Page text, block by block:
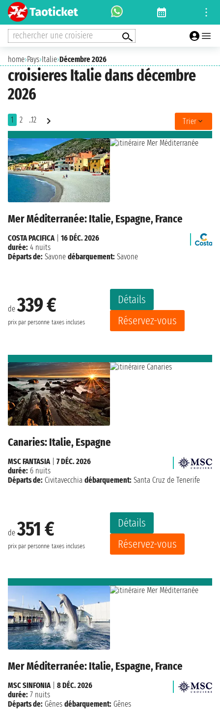
rechercher une croisiere
home›Pays›Italie›Décembre 2026
croisieres Italie dans décembre
2026
1 2 ..12 Trier
Mer Méditerranée: Italie, Espagne, France
de339 €
prix par personne taxes incluses
Détails
Réservez-vous
COSTA PACIFICA
16 DÉC. 2026
durée: 4 nuits
Départs de: Savone débarquement: Savone
Canaries: Italie, Espagne
de351 €
prix par personne taxes incluses
Détails
Réservez-vous
MSC FANTASIA| 7 DÉC. 2026
durée: 6 nuits
Départs de: Civitavecchia débarquement: Santa Cruz de Tenerife
Mer Méditerranée: Italie, Espagne, France
MSC SINFONIA| 8 DÉC. 2026
durée: 7 nuits
Départs de: Gênes débarquement: Gênes